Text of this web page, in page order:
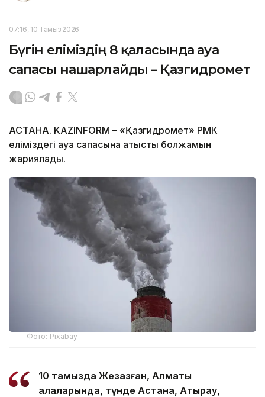
07:16, 10 Тамыз 2026
Бүгін еліміздің 8 қаласында ауа
сапасы нашарлайды – Қазгидромет
АСТАНА. KAZINFORM – «Қазгидромет» РМК
еліміздегі ауа сапасына қатысты болжамын
жариялады.
Фото: Pixabay
10 тамызда Жезқазған, Алматы
қалаларында, түнде Астана, Атырау,